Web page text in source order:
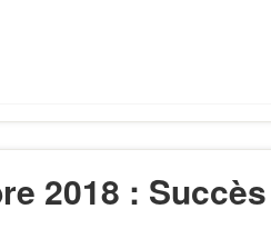
2018 :